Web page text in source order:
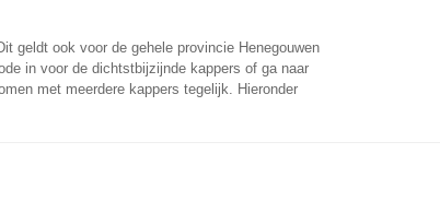
geldt ook voor de gehele provincie Henegouwen
in voor de dichtstbijzijnde kappers of ga naar
met meerdere kappers tegelijk. Hieronder